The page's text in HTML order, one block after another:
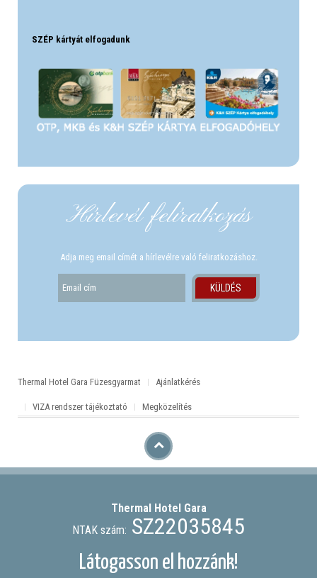
SZÉP kártyát elfogadunk
Hírlevél felíratkozás
Adja meg email címét a hírlevélre való feliratkozáshoz.
Thermal Hotel Gara Füzesgyarmat Ajánlatkérés
VIZA rendszer tájékoztató Megközelítés
Thermal Hotel Gara
NTAK szám: SZ22035845
Látogasson el hozzánk!